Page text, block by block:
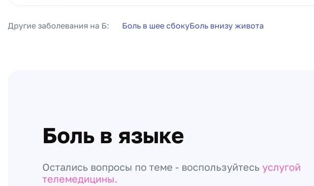
Другие заболевания на Б: Боль в шее сбокуБоль внизу живота
Боль в языке
Остались вопросы по теме - воспользуйтесь услугой
телемедицины.